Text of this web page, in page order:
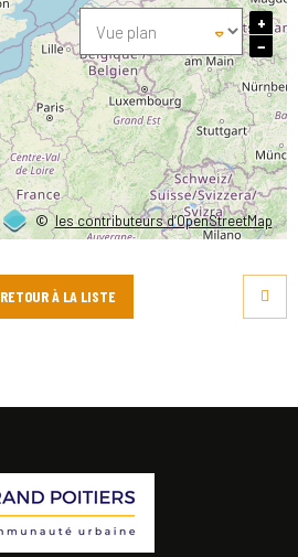
©les contributeurs d’OpenStreetMap
+
−
RETOUR À LA LISTE